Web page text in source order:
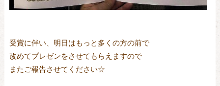
受賞に伴い、明日はもっと多くの方の前で
改めてプレゼンをさせてもらえますので
またご報告させてください☆